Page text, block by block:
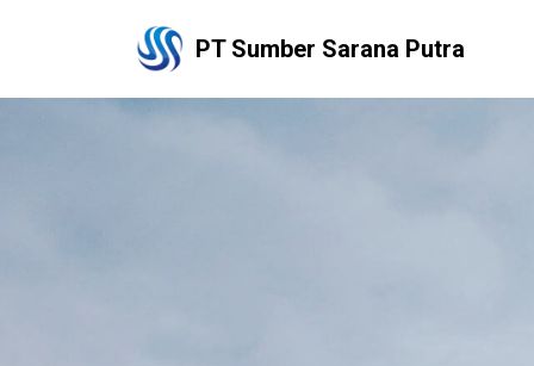
PT Sumber Sarana Putra